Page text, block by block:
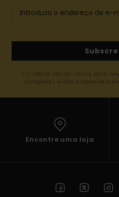
(*) Oferta válida online para
completas estão disponíveis
Encontre uma loja